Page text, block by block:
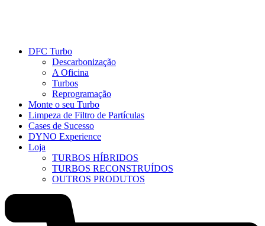
DFC Turbo
Descarbonização
A Oficina
Turbos
Reprogramação
Monte o seu Turbo
Limpeza de Filtro de Partículas
Cases de Sucesso
DYNO Experience
Loja
TURBOS HÍBRIDOS
TURBOS RECONSTRUÍDOS
OUTROS PRODUTOS